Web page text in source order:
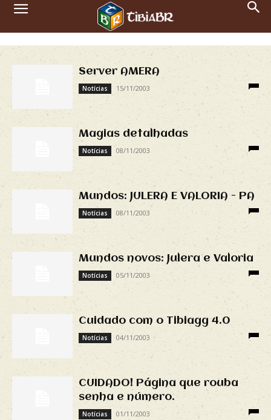
Server AMERA
Notícias 15/11/2003
Magias detalhadas
Notícias 08/11/2003
Mundos: JULERA E VALORIA - PA
Notícias 08/11/2003
Mundos novos: Julera e Valoria
Notícias 05/11/2003
Cuidado com o Tibiagg 4.0
Notícias 04/11/2003
CUIDADO! Página que rouba
senha e número.
Notícias 01/11/2003